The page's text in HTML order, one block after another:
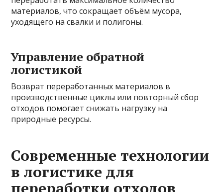
материалов, что сокращает объём мусора,
уходящего на свалки и полигоны.
Управление обратной
логистикой
Возврат переработанных материалов в
производственные циклы или повторный сбор
отходов помогает снижать нагрузку на
природные ресурсы.
Современные технологии
в логистике для